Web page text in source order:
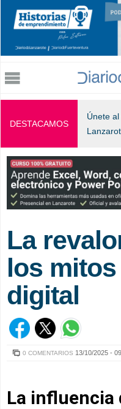
DESTACAMOS
Únete
La
los
digital
0 COMENTARIOS 13/10/2025 -
La influencia